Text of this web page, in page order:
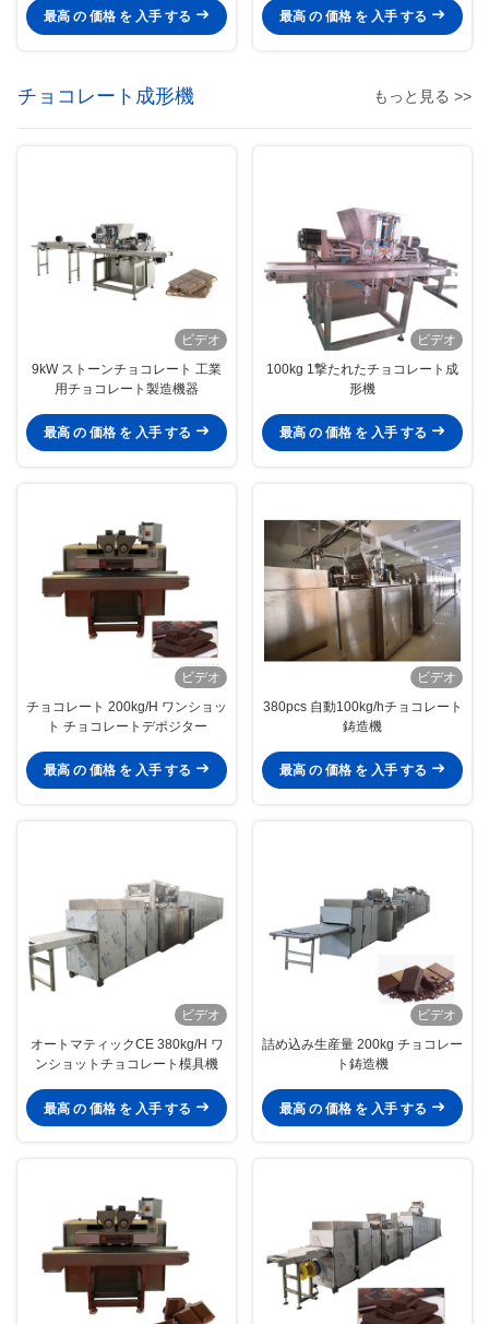
最高 の 価格 を 入手 する 最高 の 価格 を 入手 する
チョコレート成形機 もっと見る >>
ビデオ
9kW ストーンチョコレート 工業
用チョコレート製造機器
最高 の 価格 を 入手 する
ビデオ
100kg 1撃たれたチョコレート成
形機
最高 の 価格 を 入手 する
ビデオ
チョコレート 200kg/H ワンショッ
ト チョコレートデポジター
最高 の 価格 を 入手 する
ビデオ
380pcs 自動100kg/hチョコレート
鋳造機
最高 の 価格 を 入手 する
ビデオ
オートマティックCE 380kg/H ワ
ンショットチョコレート模具機
最高 の 価格 を 入手 する
ビデオ
詰め込み生産量 200kg チョコレー
ト鋳造機
最高 の 価格 を 入手 する